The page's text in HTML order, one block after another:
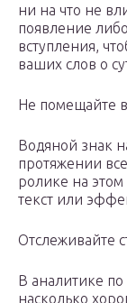
ни на что не
появление
вступления,
ваших слов о
Не помещайте
Водяной знак
протяжении
ролике на
текст или
Отслеживайте
В аналитике
насколько